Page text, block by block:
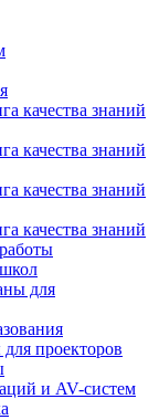
качества знаний
качества знаний
качества знаний
качества знаний
для
проекторов
и AV-систем